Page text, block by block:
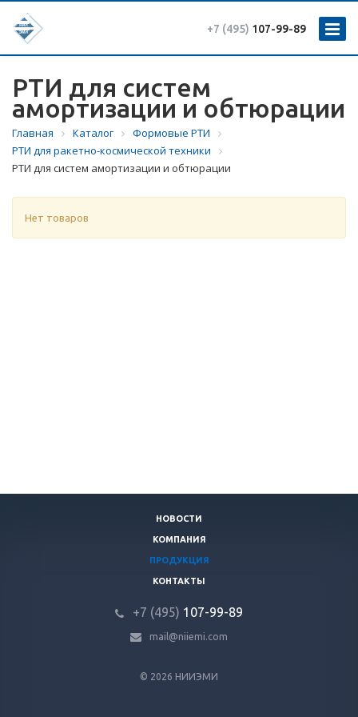
+7 (495) 107-99-89
РТИ для систем
амортизации и обтюрации
Главная Каталог
Формовые РТИ
РТИ для ракетно-космической техники
РТИ для систем амортизации и обтюрации
Нет товаров
© 2026 НИИЭМИ
НОВОСТИ
КОМПАНИЯ
ПРОДУКЦИЯ
КОНТАКТЫ
+7 (495) 107-99-89
mail@niiemi.com